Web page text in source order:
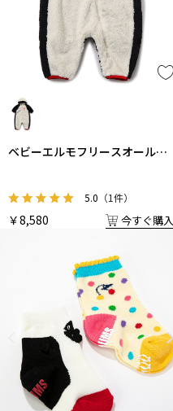
ベビーエルモフリースオールイ
5.0 （1件）
￥8,580 今すぐ購入